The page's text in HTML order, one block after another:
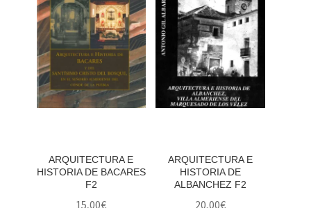
ARQUITECTURA E
HISTORIA DE BACARES
F2
15,00€
ARQUITECTURA E
HISTORIA DE
ALBANCHEZ F2
20,00€